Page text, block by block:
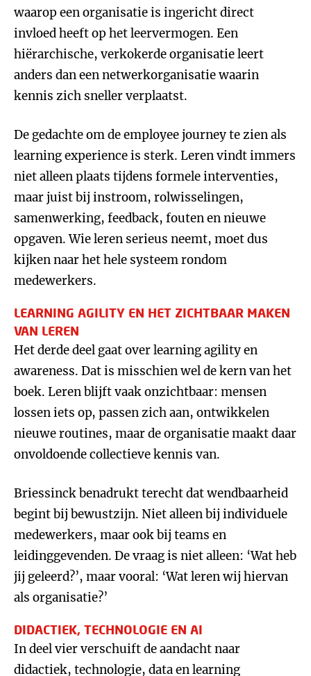
waarop een organisatie is ingericht direct
invloed heeft op het leervermogen. Een
hiërarchische, verkokerde organisatie leert
anders dan een netwerkorganisatie waarin
kennis zich sneller verplaatst.
De gedachte om de employee journey te zien als
learning experience is sterk. Leren vindt immers
niet alleen plaats tijdens formele interventies,
maar juist bij instroom, rolwisselingen,
samenwerking, feedback, fouten en nieuwe
opgaven. Wie leren serieus neemt, moet dus
kijken naar het hele systeem rondom
medewerkers.
LEARNING AGILITY EN HET ZICHTBAAR MAKEN
VAN LEREN
Het derde deel gaat over learning agility en
awareness. Dat is misschien wel de kern van het
boek. Leren blijft vaak onzichtbaar: mensen
lossen iets op, passen zich aan, ontwikkelen
nieuwe routines, maar de organisatie maakt daar
onvoldoende collectieve kennis van.
Briessinck benadrukt terecht dat wendbaarheid
begint bij bewustzijn. Niet alleen bij individuele
medewerkers, maar ook bij teams en
leidinggevenden. De vraag is niet alleen: ‘Wat heb
jij geleerd?’, maar vooral: ‘Wat leren wij hiervan
als organisatie?’
DIDACTIEK, TECHNOLOGIE EN AI
In deel vier verschuift de aandacht naar
didactiek, technologie, data en learning